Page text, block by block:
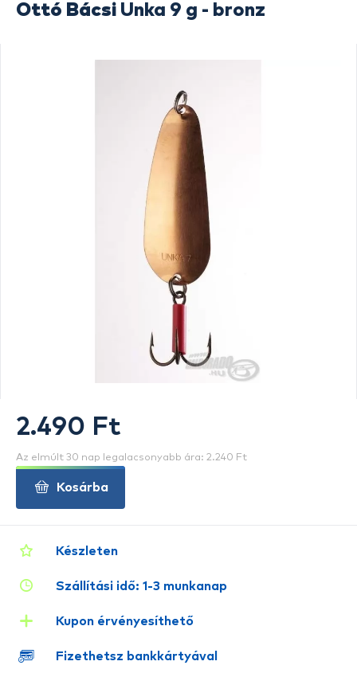
Ottó Bácsi Unka 9 g - bronz
Készleten
Szállítási idő: 1-3 munkanap
Kupon érvényesíthető
Fizethetsz bankkártyával
2.490 Ft
Az elmúlt 30 nap legalacsonyabb ára: 2.240 Ft
Kosárba